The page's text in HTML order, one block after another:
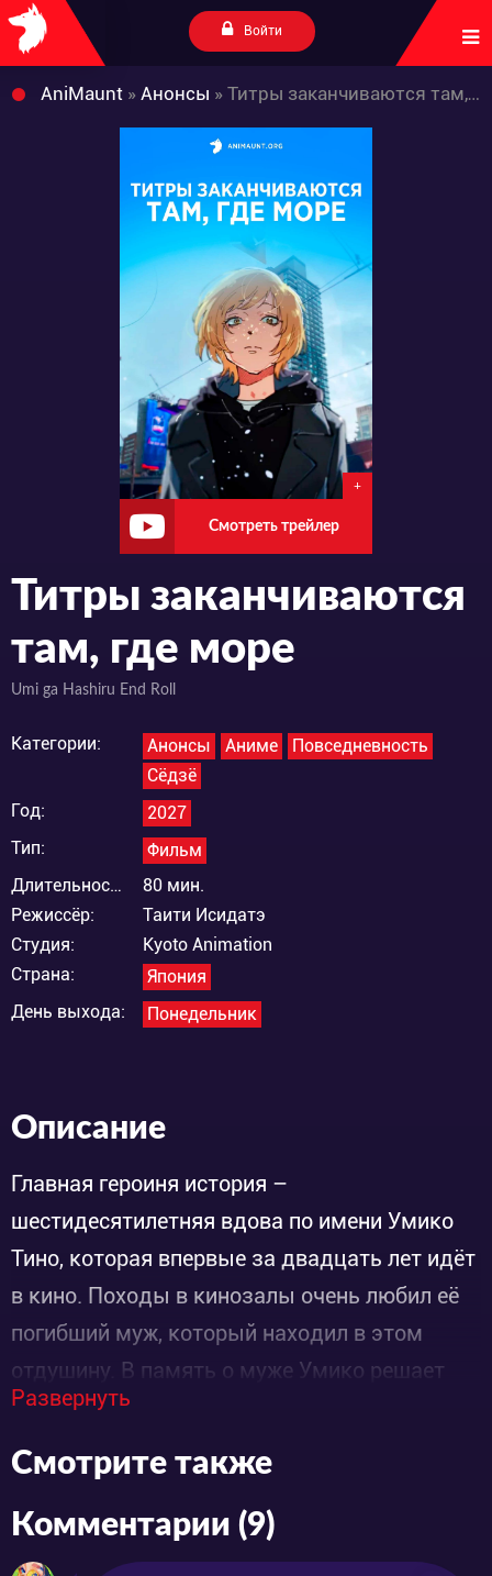
Войти
AniMaunt » Анонсы » Титры заканчиваются там, где море
+
Смотреть трейлер
Титры заканчиваются
там, где море
Umi ga Hashiru End Roll
Категории: Анонсы Аниме
Повседневность
Сёдзё
Год:
2027
Тип:
Фильм
Длительность:
80 мин.
Режиссёр:
Таити Исидатэ
Студия:
Kyoto Animation
Страна:
Япония
День выхода:
Понедельник
Описание
Главная героиня история –
шестидесятилетняя вдова по имени Умико
Тино, которая впервые за двадцать лет идёт
в кино. Походы в кинозалы очень любил её
погибший муж, который находил в этом
отдушину. В память о муже Умико решает
проникнуться любимым занятием супруга,
однако неожиданное знакомство
переворачивает её жизнь. В кинозале
героиня встречает увлечённого студента с
кинофакультета, Кая, и это в корне меняет
Развернуть
Смотрите также
Комментарии (9)